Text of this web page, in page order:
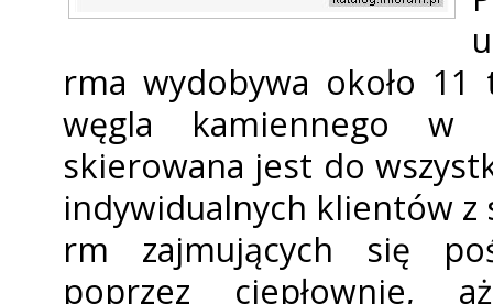
firma wydobywa około
węgla kamiennego w
skierowana jest do
indywidualnych klientów
firm zajmujących się
poprzez